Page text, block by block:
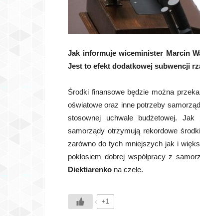
Jak informuje wiceminister Marcin
Jest to efekt dodatkowej subwencji
Środki finansowe będzie można
oświatowe oraz inne potrzeby
stosownej uchwale budżetowej. Jak
samorządy otrzymują rekordowe
zarówno do tych mniejszych jak i
pokłosiem dobrej współpracy z
Diektiarenko na czele.
+1